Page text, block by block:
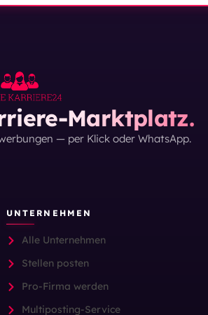
Marktplatz.
— per Klick oder WhatsApp.
UNTERNEHMEN
Alle Unternehmen
Stellen posten
Pro-Firma werden
Multiposting-Service